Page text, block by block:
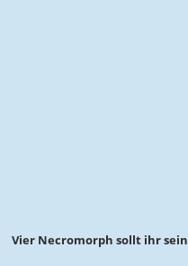
Vier Necromorph sollt ihr sein